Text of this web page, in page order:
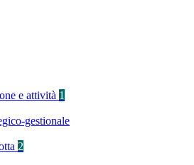
e attività 1
gestionale
2